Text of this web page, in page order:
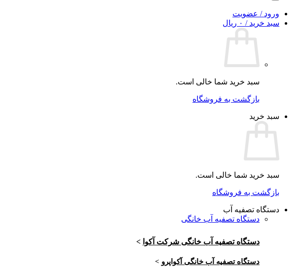
ورود / عضویت
سبد خرید / ۰ ریال
سبد خرید شما خالی است.
بازگشت به فروشگاه
سبد خرید
سبد خرید شما خالی است.
بازگشت به فروشگاه
دستگاه تصفیه آب
دستگاه تصفیه آب خانگی
دستگاه تصفیه آب خانگی شرکت آکوا >
دستگاه تصفیه آب خانگی آکواپرو >